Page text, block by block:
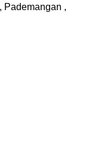
Pademangan ,